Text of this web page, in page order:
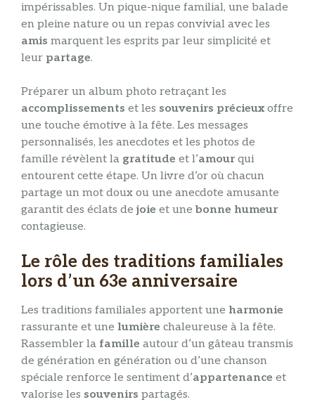
impérissables. Un pique-nique familial, une balade
en pleine nature ou un repas convivial avec les
amis marquent les esprits par leur simplicité et
leur partage.
Préparer un album photo retraçant les
accomplissements et les souvenirs précieux offre
une touche émotive à la fête. Les messages
personnalisés, les anecdotes et les photos de
famille révèlent la gratitude et l’amourqui
entourent cette étape. Un livre d’or où chacun
partage un mot doux ou une anecdote amusante
garantit des éclats de joie et unebonne humeur
contagieuse.
Le rôle des traditions familiales
lors d’un 63e anniversaire
Les traditions familiales apportent une harmonie
rassurante et une lumière chaleureuse à la fête.
Rassembler la famille autour d’un gâteau transmis
de génération en génération ou d’une chanson
spéciale renforce le sentiment d’appartenance et
valorise les souvenirs partagés.